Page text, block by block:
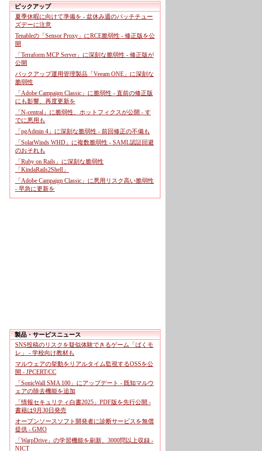
ピックアップ
夏季休暇に向けて準備を - 盆休み週のパッチチュー
ズデーに注意
Tenableの「Sensor Proxy」にRCE脆弱性 - 修正版を公
開
「Terraform MCP Server」に深刻な脆弱性 - 修正版が
公開
バックアップ運用管理製品「Veeam ONE」に深刻な
脆弱性
「Adobe Campaign Classic」に脆弱性 - 直前の修正版
にも影響、再度更新を
「N-central」に脆弱性、ホットフィクスが公開 - す
でに悪用も
「pgAdmin 4」に深刻な脆弱性 - 前回修正の不備も
「SolarWinds WHD」に複数脆弱性 - SAML認証回避
のおそれも
「Ruby on Rails」に深刻な脆弱性
「KindaRails2Shell」
「Adobe Campaign Classic」に悪用リスク高い脆弱性
- 早急に更新を
製品・サービスニュース
SNS投稿のリスクを疑似体験できるゲーム「ばくモ
レ」 - 学校向け教材も
マルウェアの挙動をリアルタイム監視するOSSを公
開 - JPCERT/CC
「SonicWall SMA 100」にアップデート - 既知マルウ
ェアの除去機能を追加
「情報セキュリティ白書2025」PDF版を先行公開 -
書籍は9月30日発売
オープンソースソフト開発者に診断サービスを無償
提供 - GMO
「WarpDrive」の学習機能を刷新、3000問以上収録 -
NICT